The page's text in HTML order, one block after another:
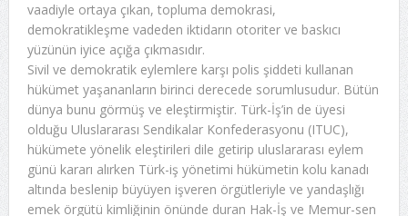
vaadiyle ortaya çıkan, topluma demokrasi,
demokratikleşme vadeden iktidarın otoriter ve baskıcı
yüzünün iyice açığa çıkmasıdır.
Sivil ve demokratik eylemlere karşı polis şiddeti kullanan
hükümet yaşananların birinci derecede sorumlusudur. Bütün
dünya bunu görmüş ve eleştirmiştir. Türk-İş’in de üyesi
olduğu Uluslararası Sendikalar Konfederasyonu (ITUC),
hükümete yönelik eleştirileri dile getirip uluslararası eylem
günü kararı alırken Türk-iş yönetimi hükümetin kolu kanadı
altında beslenip büyüyen işveren örgütleriyle ve yandaşlığı
emek örgütü kimliğinin önünde duran Hak-İş ve Memur-sen